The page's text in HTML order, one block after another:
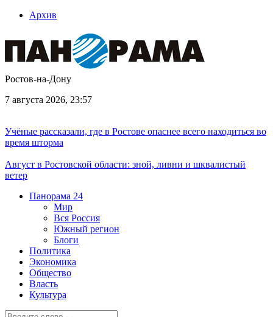
Архив
Ростов-на-Дону
7 августа 2026, 23:57
Учёные рассказали, где в Ростове опаснее всего находиться во
время шторма
Август в Ростовской области: зной, ливни и шквалистый
ветер
Панорама 24
Мир
Вся Россия
Южный регион
Блоги
Политика
Экономика
Общество
Власть
Культура